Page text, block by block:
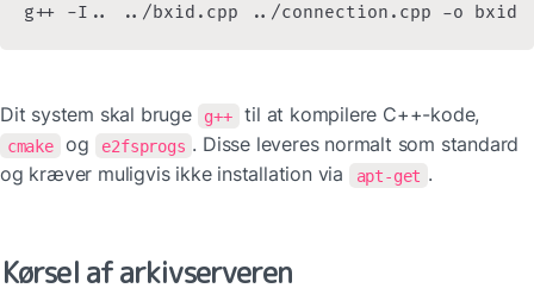
g++ -I.. ../bxid.cpp ../connection.cpp -o bxid
Dit system skal bruge g++
cmake og e2fsprogs . Disse leveres normalt som standard
og kræver muligvis ikke installation via
apt-get .
Kørsel af arkivserveren